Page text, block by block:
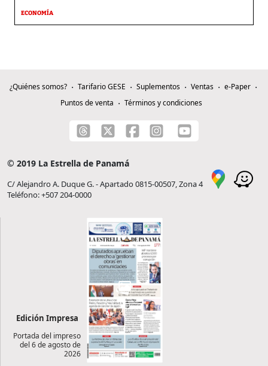
ECONOMÍA
¿Quiénes somos? Tarifario GESE Suplementos Ventas
e-Paper
Puntos de venta
Términos y condiciones
© 2019 La Estrella de Panamá
C/ Alejandro A. Duque G. - Apartado 0815-00507, Zona 4
Teléfono: +507 204-0000
Edición Impresa
Portada del impreso
del 6 de agosto de
2026